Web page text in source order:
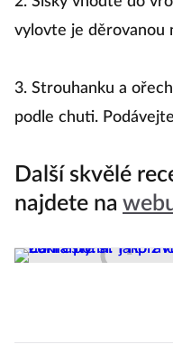
vylovte je děrovanou
3. Strouhanku a
podle chuti.
Další skvělé
najdete na